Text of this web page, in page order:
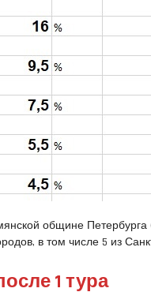
общине Петербурга
в том числе 5 из
1 тура